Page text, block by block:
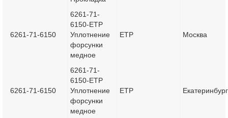
6261-71-6150
6261-71-
6150-ETP
Уплотнение
форсунки
медное
ETP Москва
6261-71-6150
6261-71-
6150-ETP
Уплотнение
форсунки
медное
ETP Екатеринбург